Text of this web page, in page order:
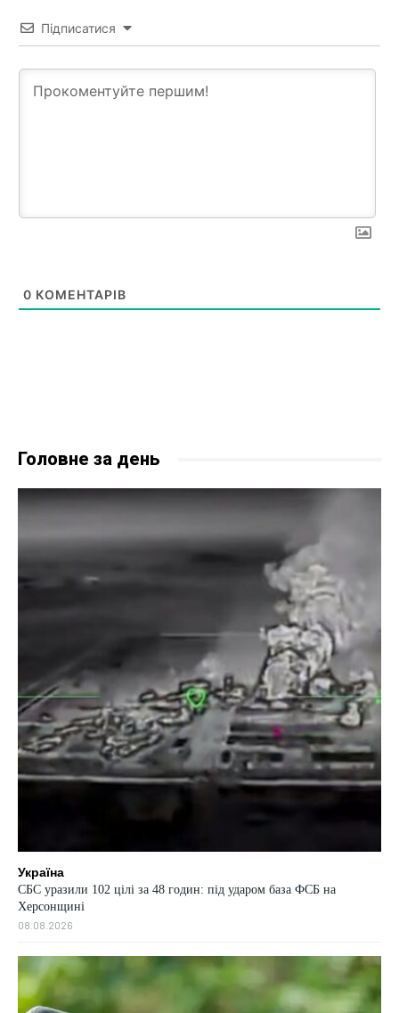
Підписатися
0 КОМЕНТАРІВ
Головне за день
Україна
СБС уразили 102 цілі за 48 годин: під ударом база ФСБ на
Херсонщині
08.08.2026